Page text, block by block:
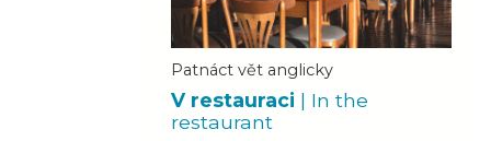
Patnáct vět anglicky
V restauraci | In the
restaurant